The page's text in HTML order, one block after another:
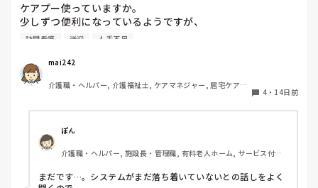
ケアプー使っていますか。
少しずつ便利になっているようですが、
1台のパソコンでしか使えず実績も取り込んでみましたが、
訪問看護 送迎 人手不足
mai242
介護職・ヘルパー, 介護福祉士, ケアマネジャー, 居宅ケアマ
4・ 14日前
ぽん
介護職・ヘルパー, 施設長・管理職, 有料老人ホーム, サービス付き
害者支援施設
まだです…。システムがまだ落ち着いていないとの話しをよく